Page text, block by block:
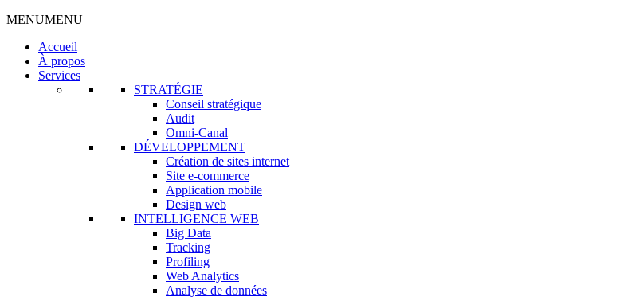
MENUMENU
Accueil
À propos
Services
STRATÉGIE
Conseil stratégique
Audit
Omni-Canal
DÉVELOPPEMENT
Création de sites internet
Site e-commerce
Application mobile
Design web
INTELLIGENCE WEB
Big Data
Tracking
Profiling
Web Analytics
Analyse de données